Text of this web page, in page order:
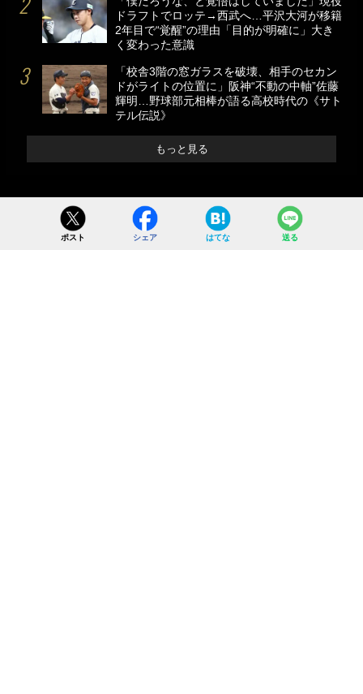
ドラフトでロッテ→西武へ…平沢大河が移籍
2年目で“覚醒”の理由「目的が明確に」大き
く変わった意識
「校舎3階の窓ガラスを破壊、相手のセカン
ドがライトの位置に」阪神“不動の中軸”佐藤
輝明…野球部元相棒が語る高校時代の《サト
テル伝説》
もっと見る
ポスト シェア はてな 送る